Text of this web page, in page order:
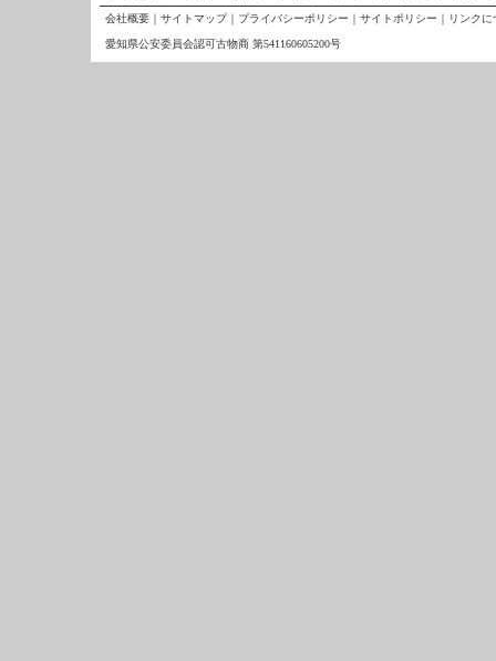
会社概要 ｜ サイトマップ｜ プライバシーポリシー ｜ サイトポリシー ｜ リンクに
愛知県公安委員会認可古物商 第541160605200号